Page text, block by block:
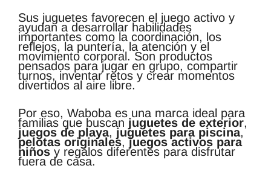
Sus juguetes favorecen el juego activo y
ayudan a desarrollar habilidades
importantes como la coordinación, los
reflejos, la puntería, la atención y el
movimiento corporal. Son productos
pensados para jugar en grupo, compartir
turnos, inventar retos y crear momentos
divertidos al aire libre.
Por eso, Waboba es una marca ideal para
familias que buscan juguetes de exterior,
juegos de playa, juguetes para piscina,
pelotas originales,juegos activos para
niños y regalos diferentes para disfrutar
fuera de casa.